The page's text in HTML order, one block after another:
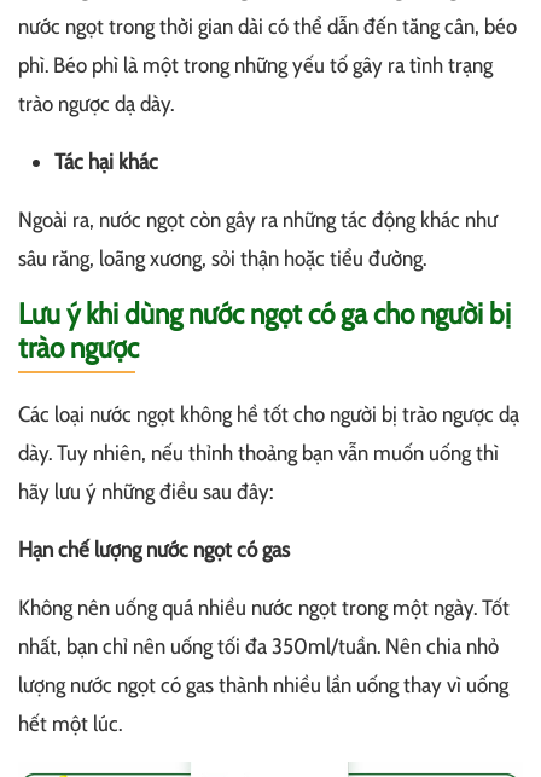
nước ngọt trong thời gian dài có thể dẫn đến tăng cân, béo
phì. Béo phì là một trong những yếu tố gây ra tình trạng
trào ngược dạ dày.
Tác hại khác
Ngoài ra, nước ngọt còn gây ra những tác động khác như
sâu răng, loãng xương, sỏi thận hoặc tiểu đường.
Lưu ý khi dùng nước ngọt có ga cho người bị
trào ngược
Các loại nước ngọt không hề tốt cho người bị trào ngược dạ
dày. Tuy nhiên, nếu thỉnh thoảng bạn vẫn muốn uống thì
hãy lưu ý những điều sau đây:
Hạn chế lượng nước ngọt có gas
Không nên uống quá nhiều nước ngọt trong một ngày. Tốt
nhất, bạn chỉ nên uống tối đa 350ml/tuần. Nên chia nhỏ
lượng nước ngọt có gas thành nhiều lần uống thay vì uống
hết một lúc.